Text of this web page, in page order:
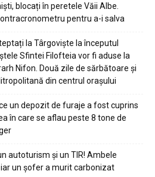
blocați în peretele Văii Albe.
pentru a-i salva
la Târgoviște la începutul
Sfintei Filofteia vor fi aduse la
Nifon. Două zile de sărbătoare și
din centrul orașului
un depozit de furaje a fost cuprins
în care se aflau peste 8 tone de
autoturism și un TIR! Ambele
un șofer a murit carbonizat